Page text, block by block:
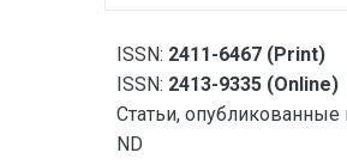
ISSN: 2411-6467 (Print)
ISSN: 2413-9335 (Online)
Статьи, опубликованные
ND